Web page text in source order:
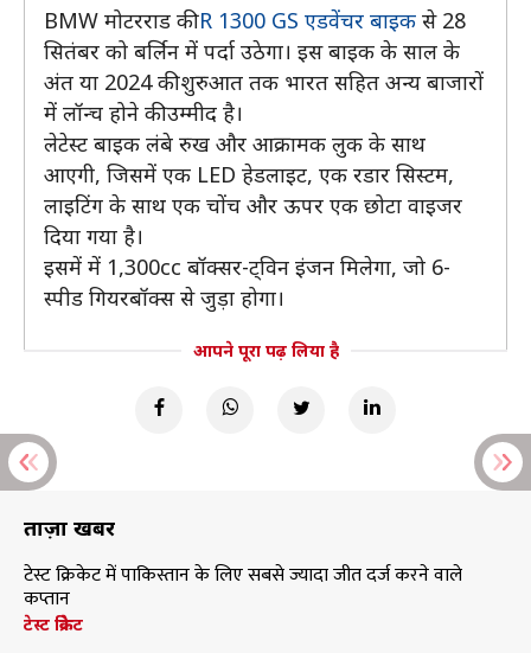
BMW मोटरराड कीR 1300 GS एडवेंचर बाइक से 28
सितंबर को बर्लिन में पर्दा उठेगा। इस बाइक के साल के
अंत या 2024 की शुरुआत तक भारत सहित अन्य बाजारों
में लॉन्च होने की उम्मीद है।
लेटेस्ट बाइक लंबे रुख और आक्रामक लुक के साथ
आएगी, जिसमें एक LED हेडलाइट, एक रडार सिस्टम,
लाइटिंग के साथ एक चोंच और ऊपर एक छोटा वाइजर
दिया गया है।
इसमें में 1,300cc बॉक्सर-ट्विन इंजन मिलेगा, जो 6-
स्पीड गियरबॉक्स से जुड़ा होगा।
आपने पूरा पढ़ लिया है
ताज़ा खबरें
टेस्ट क्रिकेट में पाकिस्तान के लिए सबसे ज्यादा जीत दर्ज करने वाले
कप्तान
टेस्ट क्रिकेट